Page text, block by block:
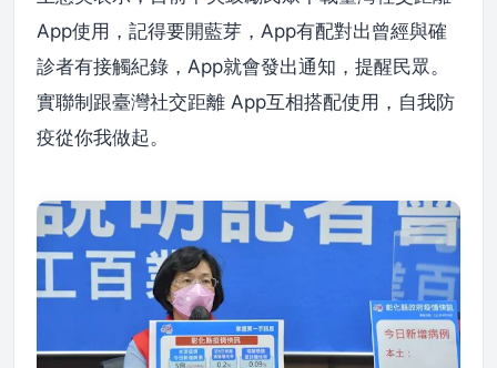
App使用，記得要開藍芽，App有配對出曾經與確
診者有接觸紀錄，App就會發出通知，提醒民眾。
實聯制跟臺灣社交距離 App互相搭配使用，自我防
疫從你我做起。